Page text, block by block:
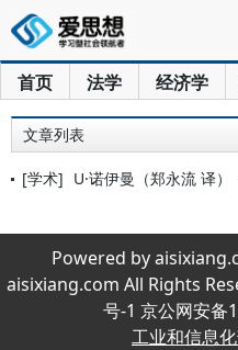
首页 法学 经济学
文章列表
[学术] U·诺伊曼（郑永流 译
Powered by
aisixiang.com All Rights
号-1 京公网安备
工业和信息